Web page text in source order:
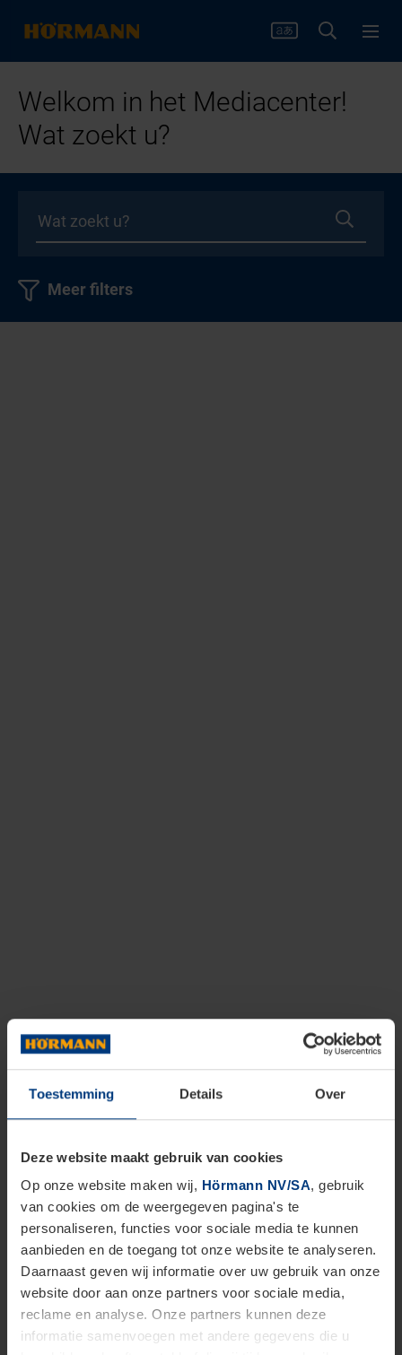
Toestemming Details Over
Deze website maakt gebruik van cookies
Op onze website maken wij, Hörmann NV/SA, gebruik
van cookies om de weergegeven pagina's te
personaliseren, functies voor sociale media te kunnen
aanbieden en de toegang tot onze website te analyseren.
Daarnaast geven wij informatie over uw gebruik van onze
website door aan onze partners voor sociale media,
reclame en analyse. Onze partners kunnen deze
informatie samenvoegen met andere gegevens die u
Welkom in het Mediacenter!
Wat zoekt u?
Meer filters